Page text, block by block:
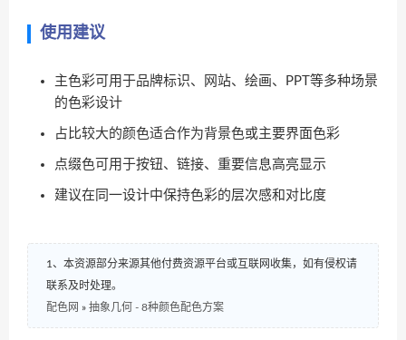
使用建议
主色彩可用于品牌标识、网站、绘画、PPT等多种场景
的色彩设计
占比较大的颜色适合作为背景色或主要界面色彩
点缀色可用于按钮、链接、重要信息高亮显示
建议在同一设计中保持色彩的层次感和对比度
1、本资源部分来源其他付费资源平台或互联网收集，如有侵权请
联系及时处理。
配色网 » 抽象几何 - 8种颜色配色方案